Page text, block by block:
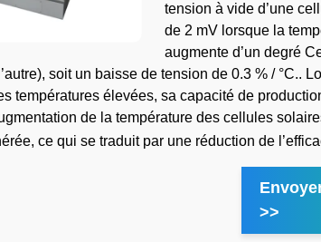
tension à vide d’une
de 2 mV lorsque la
augmente d’un degré
soit un baisse de tension de 0.3 % / °C..
températures élevées, sa capacité de
de la température des cellules
ce qui se traduit par une réduction de
>>